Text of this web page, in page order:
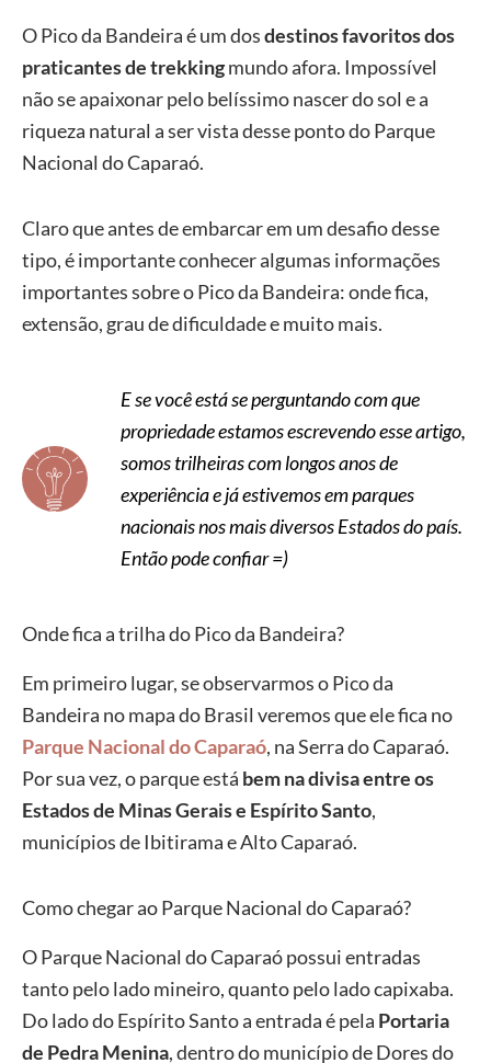
O Pico da Bandeira é um dosdestinos favoritos dos
praticantes de trekkingmundo afora. Impossível
não se apaixonar pelo belíssimo nascer do sol e a
riqueza natural a ser vista desse ponto do Parque
Nacional do Caparaó.
Claro que antes de embarcar em um desafio desse
tipo, é importante conhecer algumas informações
importantes sobre o Pico da Bandeira: onde fica,
extensão, grau de dificuldade e muito mais.
E se você está se perguntando com que
propriedade estamos escrevendo esse artigo,
somos trilheiras com longos anos de
experiência e já estivemos em parques
nacionais nos mais diversos Estados do país.
Então pode confiar =)
Onde fica a trilha do Pico da Bandeira?
Em primeiro lugar, se observarmos o Pico da
Bandeira no mapa do Brasil veremos que ele fica no
Parque Nacional do Caparaó, na Serra do Caparaó.
Por sua vez, o parque está bem na divisa entre os
Estados de Minas Gerais e Espírito Santo,
municípios de Ibitirama e Alto Caparaó.
Como chegar ao Parque Nacional do Caparaó?
O Parque Nacional do Caparaó possui entradas
tanto pelo lado mineiro, quanto pelo lado capixaba.
Do lado do Espírito Santo a entrada é pela Portaria
de Pedra Menina, dentro do município de Dores do